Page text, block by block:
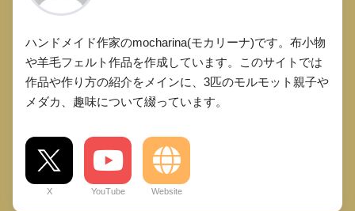
ハンドメイド作家のmocharina(モカリーナ)です。布小物
や羊毛フェルト作品を作成しています。このサイトでは
作品や作り方の紹介をメインに、3匹のモルモット親子や
メダカ、趣味について綴っています。
X YouTube Website